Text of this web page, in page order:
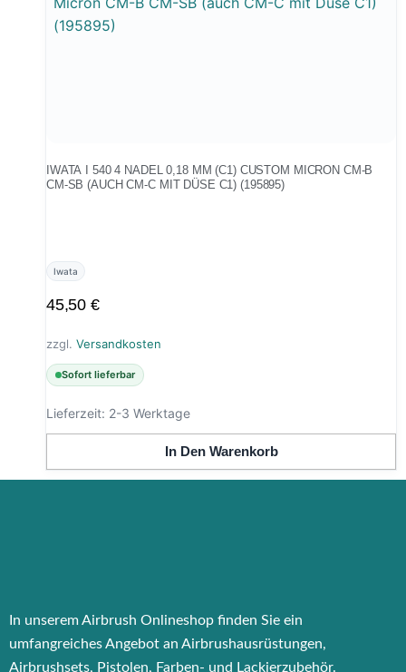
IWATA I 540 4 NADEL 0,18 MM (C1) CUSTOM MICRON CM-B
CM-SB (AUCH CM-C MIT DÜSE C1) (195895)
Iwata
45,50 €
zzgl. Versandkosten
Sofort lieferbar
Lieferzeit: 2-3 Werktage
In Den Warenkorb
In unserem Airbrush Onlineshop finden Sie ein
umfangreiches Angebot an Airbrushausrüstungen,
Airbrushsets, Pistolen, Farben- und Lackierzubehör.